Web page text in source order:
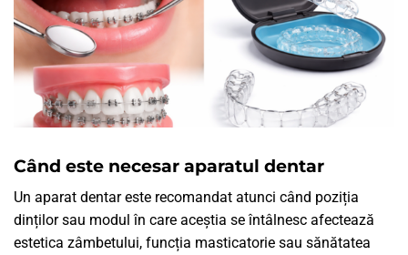
Când este necesar aparatul dentar
Un aparat dentar este recomandat atunci când poziția
dinților sau modul în care aceștia se întâlnesc afectează
estetica zâmbetului, funcția masticatorie sau sănătatea